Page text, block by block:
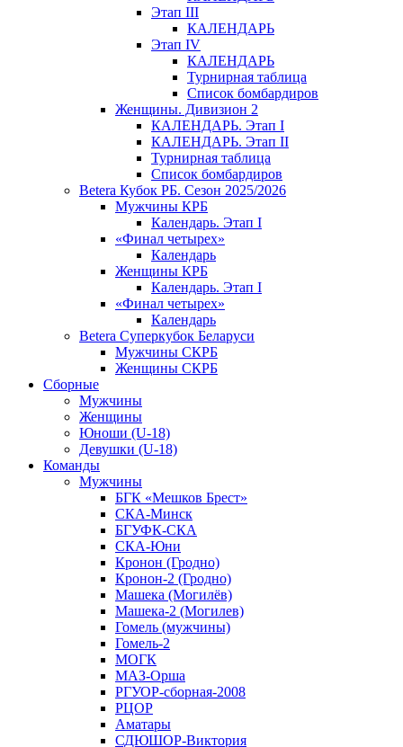
Этап III
КАЛЕНДАРЬ
Этап IV
КАЛЕНДАРЬ
Турнирная таблица
Список бомбардиров
Женщины. Дивизион 2
КАЛЕНДАРЬ. Этап I
КАЛЕНДАРЬ. Этап II
Турнирная таблица
Список бомбардиров
Betera Кубок РБ. Сезон 2025/2026
Мужчины КРБ
Календарь. Этап I
«Финал четырех»
Календарь
Женщины КРБ
Календарь. Этап I
«Финал четырех»
Календарь
Betera Суперкубок Беларуси
Мужчины СКРБ
Женщины СКРБ
Сборные
Мужчины
Женщины
Юноши (U-18)
Девушки (U-18)
Команды
Мужчины
БГК «Мешков Брест»
СКА-Минск
БГУФК-СКА
СКА-Юни
Кронон (Гродно)
Кронон-2 (Гродно)
Машека (Могилёв)
Машека-2 (Могилев)
Гомель (мужчины)
Гомель-2
МОГК
МАЗ-Орша
РГУОР-сборная-2008
РЦОР
Аматары
СДЮШОР-Виктория